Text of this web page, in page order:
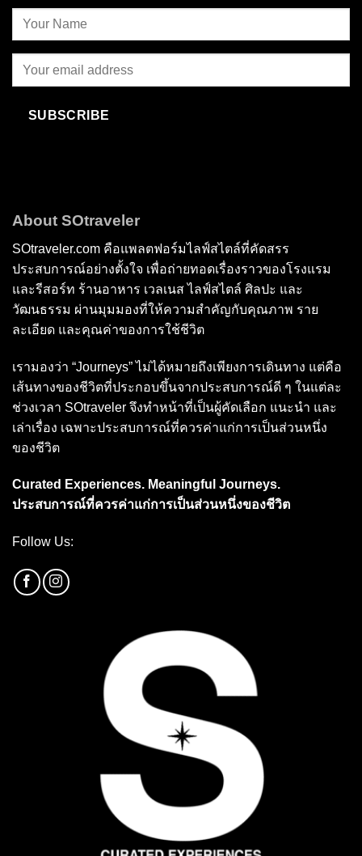
SUBSCRIBE
About SOtraveler
SOtraveler.com คือแพลตฟอร์มไลฟ์สไตล์ที่คัดสรร
ประสบการณ์อย่างตั้งใจ เพื่อถ่ายทอดเรื่องราวของโรงแรม
และรีสอร์ท ร้านอาหาร เวลเนส ไลฟ์สไตล์ ศิลปะ และ
วัฒนธรรม ผ่านมุมมองที่ให้ความสำคัญกับคุณภาพ ราย
ละเอียด และคุณค่าของการใช้ชีวิต
เรามองว่า “Journeys” ไม่ได้หมายถึงเพียงการเดินทาง แต่คือ
เส้นทางของชีวิตที่ประกอบขึ้นจากประสบการณ์ดี ๆ ในแต่ละ
ช่วงเวลา SOtraveler จึงทำหน้าที่เป็นผู้คัดเลือก แนะนำ และ
เล่าเรื่อง เฉพาะประสบการณ์ที่ควรค่าแก่การเป็นส่วนหนึ่ง
ของชีวิต
Curated Experiences. Meaningful Journeys.
ประสบการณ์ที่ควรค่าแก่การเป็นส่วนหนึ่งของชีวิต
Follow Us: